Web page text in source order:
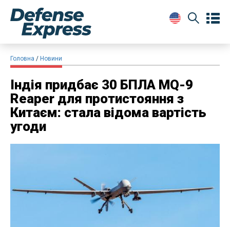
Головна Новини
Індія придбає 30 БПЛА MQ-9
Reaper для протистояння з
Китаєм: стала відома вартість
угоди